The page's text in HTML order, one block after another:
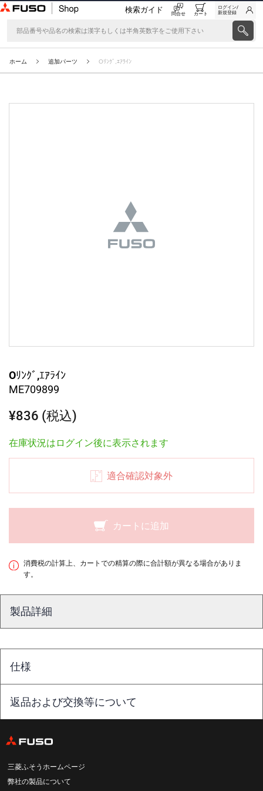
検索ガイド 問合せ カート
ログイン/
新規登録
ホーム 追加パーツ Oﾘﾝｸﾞ,ｴｱﾗｲﾝ
Oﾘﾝｸﾞ,ｴｱﾗｲﾝ
ME709899
¥836 (税込)
在庫状況はログイン後に表示されます
適合確認対象外
カートに追加
消費税の計算上、カートでの精算の際に合計額が異なる場合がありま
す。
製品詳細
仕様
返品および交換等について
三菱ふそうホームページ
弊社の製品について